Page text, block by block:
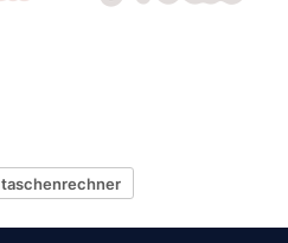
taschenrechner